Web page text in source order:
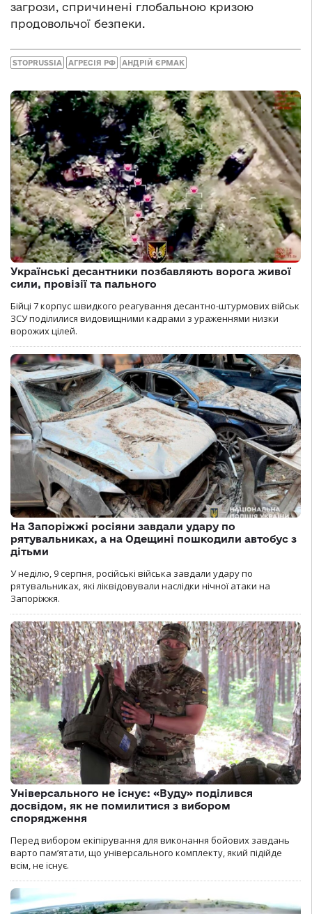
загрози, спричинені глобальною кризою
продовольчої безпеки.
STOPRUSSIA АГРЕСІЯ РФ АНДРІЙ ЄРМАК
Українські десантники позбавляють ворога живої
сили, провізії та пального
Бійці 7 корпус швидкого реагування десантно-штурмових військ
ЗСУ поділилися видовищними кадрами з ураженнями низки
ворожих цілей.
На Запоріжжі росіяни завдали удару по
рятувальниках, а на Одещині пошкодили автобус з
дітьми
У неділю, 9 серпня, російські війська завдали удару по
рятувальниках, які ліквідовували наслідки нічної атаки на
Запоріжжя.
Універсального не існує: «Вуду» поділився
досвідом, як не помилитися з вибором
спорядження
Перед вибором екіпірування для виконання бойових завдань
варто пам’ятати, що універсального комплекту, який підійде
всім, не існує.